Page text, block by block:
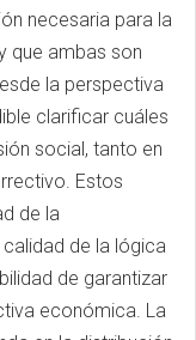
necesaria para la
que ambas son
la perspectiva
clarificar cuáles
social, tanto en
Estos
de la
de la lógica
de garantizar
económica. La